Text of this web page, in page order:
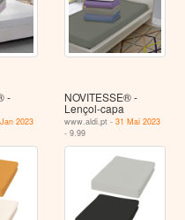
-
2023
NOVITESSE® -
Lençol-capa
www.aldi.pt -31 Mai 2023
- 9.99